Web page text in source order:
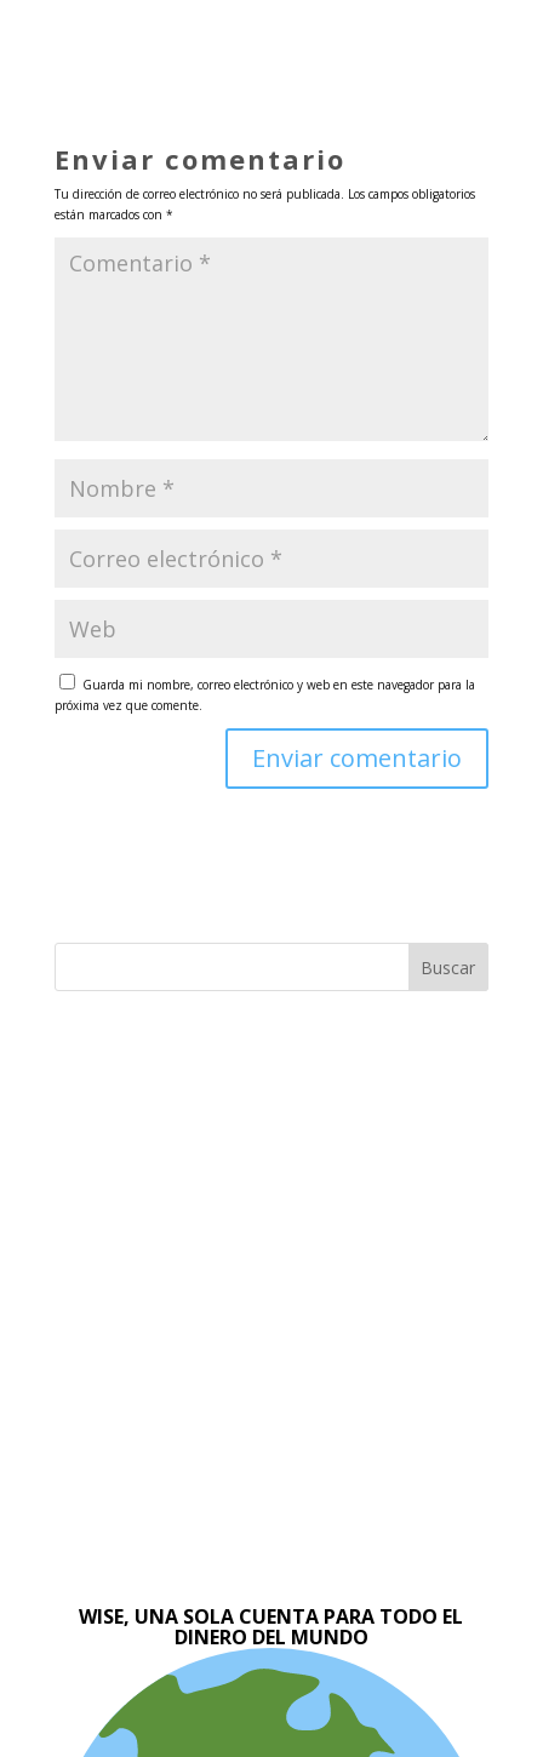
Enviar comentario
Tu dirección de correo electrónico no será publicada. Los campos obligatorios
están marcados con *
Guarda mi nombre, correo electrónico y web en este navegador para la
próxima vez que comente.
Buscar
WISE, UNA SOLA CUENTA PARA TODO EL
DINERO DEL MUNDO